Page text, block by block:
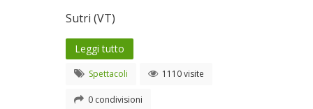
Sutri (VT)
Leggi tutto
Spettacoli 1110 visite
0 condivisioni